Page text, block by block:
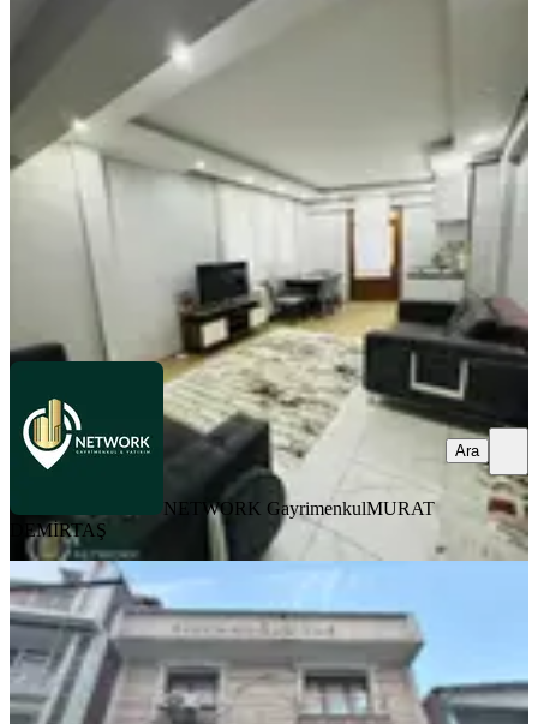
Genç Binada Cadde Dibinde 26.000tl
Kira Getrili Yüksek Giriş 2+1
Şişli, Kuştepe Mahallesi
2+1·65 m² 08.07.2026
3.400.000 ₺
NETWORK Gayrimenkul MURAT DEMİRTAŞ
NETWORK GayrimenkulMURAT
DEMİRTAŞ
Ara
MANZARALI
%5
Mecidiyeköy Trump Tower Arkasınsa
2+1 65 M2 Kombili Ferah Temiz
Yüksek Giriş Daire
Şişli, Kuştepe Mahallesi